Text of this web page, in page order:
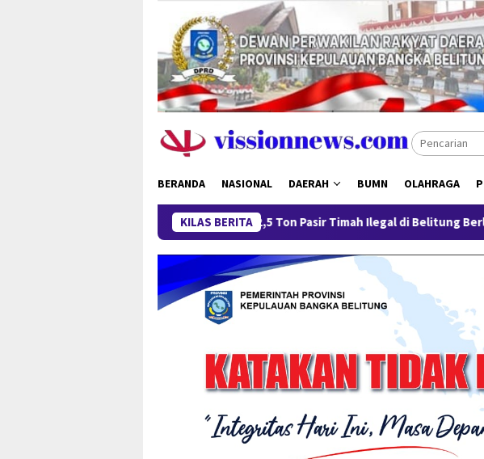
konten
BERANDA NASIONAL DAERAH BUMN OLAHRAGA
KILAS BERITA
Pengungkapan 52,5 Ton Pasir Timah Ilegal di Belitung Berlanjut, Empat